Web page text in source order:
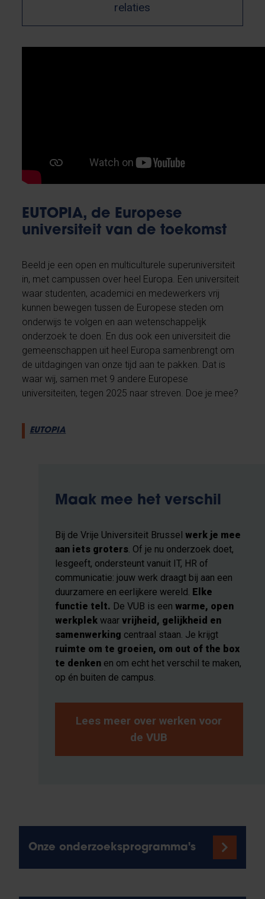
relaties
EUTOPIA, de Europese
universiteit van de toekomst
Beeld je een open en multiculturele superuniversiteit
in, met campussen over heel Europa. Een universiteit
waar studenten, academici en medewerkers vrij
kunnen bewegen tussen de Europese steden om
onderwijs te volgen en aan wetenschappelijk
onderzoek te doen. En dus ook een universiteit die
gemeenschappen uit heel Europa samenbrengt om
de uitdagingen van onze tijd aan te pakken. Dat is
waar wij, samen met 9 andere Europese
universiteiten, tegen 2025 naar streven. Doe je mee?
EUTOPIA
Maak mee het verschil
Bij de Vrije Universiteit Brusselwerk je mee
aan iets groters. Of je nu onderzoek doet,
lesgeeft, ondersteunt vanuit IT, HR of
communicatie: jouw werk draagt bij aan een
duurzamere en eerlijkere wereld. Elke
functie telt. De VUB is eenwarme, open
werkplek waarvrijheid, gelijkheid en
samenwerking centraal staan. Je krijgt
ruimte om te groeien, om out of the box
te denken en om echt het verschil te maken,
op én buiten de campus.
Lees meer over werken voor
de VUB
Onze onderzoeksprogramma's